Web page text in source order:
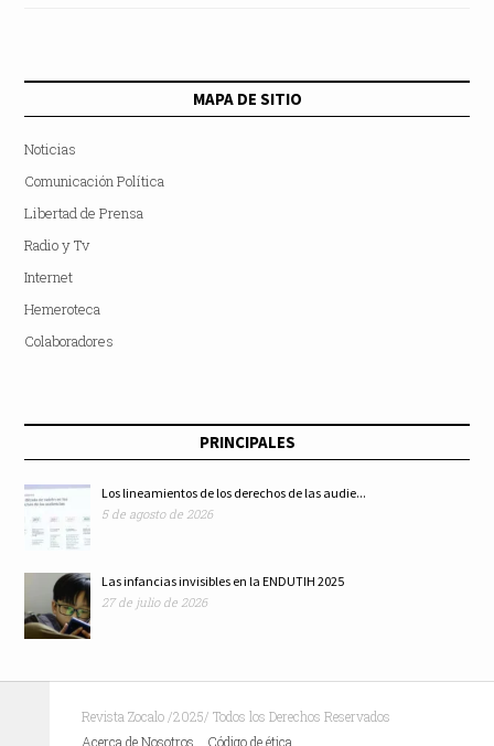
MAPA DE SITIO
Noticias
Comunicación Política
Libertad de Prensa
Radio y Tv
Internet
Hemeroteca
Colaboradores
PRINCIPALES
Los lineamientos de los derechos de las audie...
5 de agosto de 2026
Las infancias invisibles en la ENDUTIH 2025
27 de julio de 2026
Revista Zocalo /2025/ Todos los Derechos Reservados
Acerca de Nosotros
Código de ética